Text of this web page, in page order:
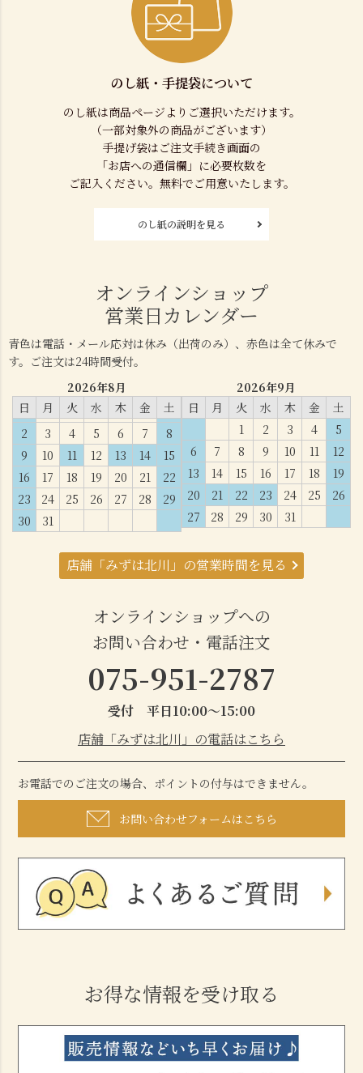
のし紙・手提袋について
のし紙は商品ページよりご選択いただけます。
（一部対象外の商品がございます）
手提げ袋はご注文手続き画面の
「お店への通信欄」に必要枚数を
ご記入ください。無料でご用意いたします。
のし紙の説明を見る
オンラインショップ
営業日カレンダー
青色は電話・メール応対は休み（出荷のみ）、赤色は全て休みで
す。ご注文は24時間受付。
2026年8月
日
月 火 水 木 金
土
2
3 4 5 6 7
8
9
10 11 12 13 14
15
16
17 18 19 20 21
22
23
24 25 26 27 28
29
30
31
2026年9月
日
月 火 水 木 金
土
1
2 3 4
5
6
7 8 9 10 11
12
13
14 15 16 17 18
19
20
21 22 23 24 25
26
27
28 29 30 31
店舗「みずは北川」の営業時間を見る
オンラインショップへの
お問い合わせ・電話注文
075-951-2787
受付 平日10:00～15:00
店舗「みずは北川」の電話はこちら
お電話でのご注文の場合、ポイントの付与はできません。
お問い合わせフォームはこちら
お得な情報を受け取る